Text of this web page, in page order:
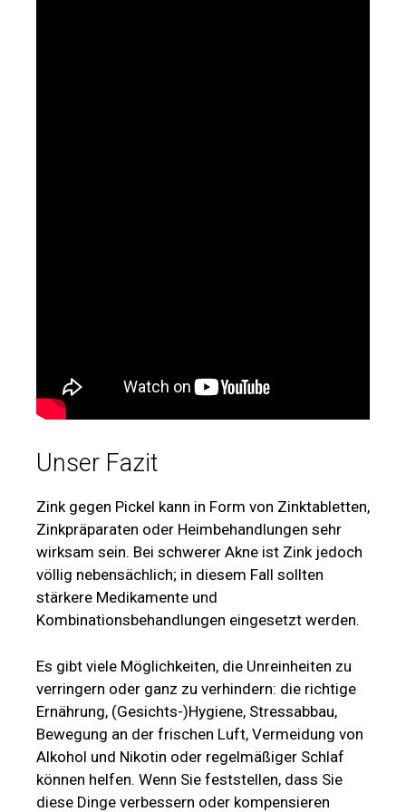
Unser Fazit
Zink gegen Pickel kann in Form von Zinktabletten,
Zinkpräparaten oder Heimbehandlungen sehr
wirksam sein. Bei schwerer Akne ist Zink jedoch
völlig nebensächlich; in diesem Fall sollten
stärkere Medikamente und
Kombinationsbehandlungen eingesetzt werden.
Es gibt viele Möglichkeiten, die Unreinheiten zu
verringern oder ganz zu verhindern: die richtige
Ernährung, (Gesichts-)Hygiene, Stressabbau,
Bewegung an der frischen Luft, Vermeidung von
Alkohol und Nikotin oder regelmäßiger Schlaf
können helfen. Wenn Sie feststellen, dass Sie
diese Dinge verbessern oder kompensieren